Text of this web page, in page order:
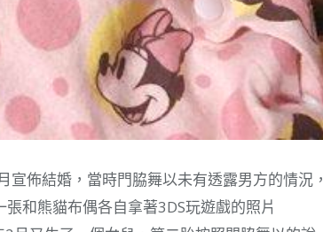
佈結婚，當時門脇舞以未有透露男方的情況，
和熊貓布偶各自拿著3DS玩遊戲的照片